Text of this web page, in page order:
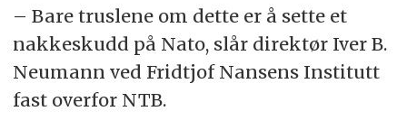
– Bare truslene om dette er å sette et
nakkeskudd på Nato, slår direktør Iver B.
Neumann ved Fridtjof Nansens Institutt
fast overfor NTB.